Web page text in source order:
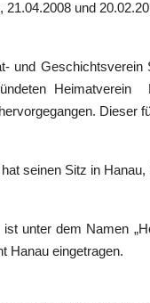
21.04.2008 und
und
Heimatverein
Dieser
seinen Sitz in
ist unter dem Namen
Hanau eingetragen.